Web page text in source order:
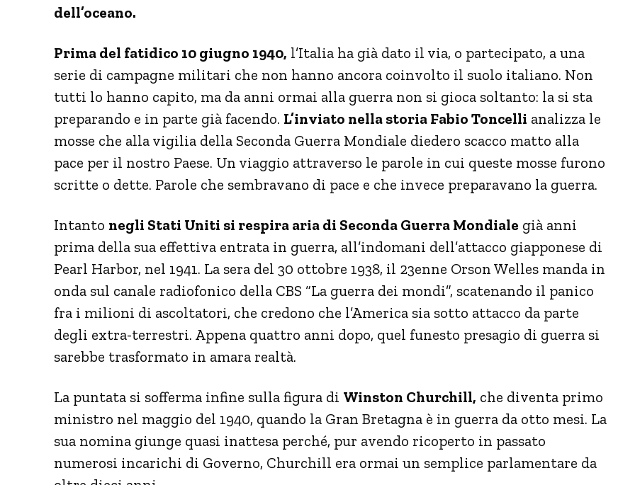
dell’oceano.
Prima del fatidico 10 giugno 1940, l’Italia ha già dato il via, o partecipato, a una
serie di campagne militari che non hanno ancora coinvolto il suolo italiano. Non
tutti lo hanno capito, ma da anni ormai alla guerra non si gioca soltanto: la si sta
preparando e in parte già facendo. L’inviato nella storia Fabio Toncelli analizza le
mosse che alla vigilia della Seconda Guerra Mondiale diedero scacco matto alla
pace per il nostro Paese. Un viaggio attraverso le parole in cui queste mosse furono
scritte o dette. Parole che sembravano di pace e che invece preparavano la guerra.
Intanto negli Stati Uniti si respira aria di Seconda Guerra Mondiale già anni
prima della sua effettiva entrata in guerra, all’indomani dell’attacco giapponese di
Pearl Harbor, nel 1941. La sera del 30 ottobre 1938, il 23enne Orson Welles manda in
onda sul canale radiofonico della CBS “La guerra dei mondi”, scatenando il panico
fra i milioni di ascoltatori, che credono che l’America sia sotto attacco da parte
degli extra-terrestri. Appena quattro anni dopo, quel funesto presagio di guerra si
sarebbe trasformato in amara realtà.
La puntata si sofferma infine sulla figura di Winston Churchill, che diventa primo
ministro nel maggio del 1940, quando la Gran Bretagna è in guerra da otto mesi. La
sua nomina giunge quasi inattesa perché, pur avendo ricoperto in passato
numerosi incarichi di Governo, Churchill era ormai un semplice parlamentare da